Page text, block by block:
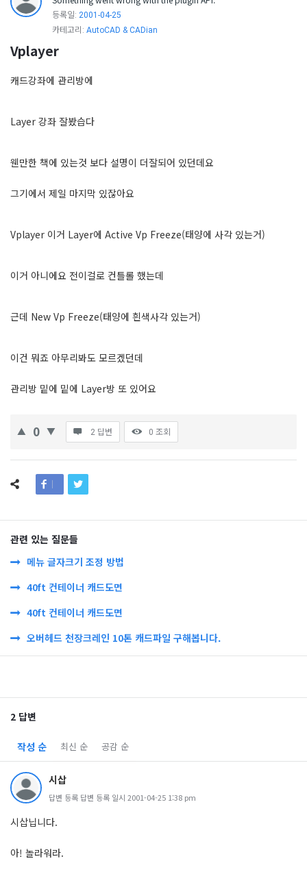
등록일: 2001-04-25
카테고리: AutoCAD & CADian
Vplayer
캐드강좌에 관리방에
Layer 강좌 잘봤습다
웬만한 책에 있는것 보다 설명이 더잘되어 있던데요
그기에서 제일 마지막 있잖아요
Vplayer 이거 Layer에 Active Vp Freeze(태양에 사각 있는거)
이거 아니에요 전이걸로 컨틀롤 했는데
근데 New Vp Freeze(태양에 흰색사각 있는거)
이건 뭐죠 아무리봐도 모르겠던데
관리방 밑에 밑에 Layer방 또 있어요
0 2 답변 0 조회
관련 있는 질문들
메뉴 글자크기 조정 방법
40ft 컨테이너 캐드도면
40ft 컨테이너 캐드도면
오버헤드 천장크레인 10톤 캐드파일 구해봅니다.
2 답변
작성 순 최신 순 공감 순
시삽
답변 등록 답변 등록 일시 2001-04-25 1:38 pm
시삽닙니다.
아! 놀라워라.